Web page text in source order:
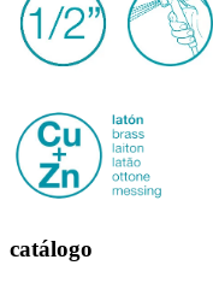
catálogo